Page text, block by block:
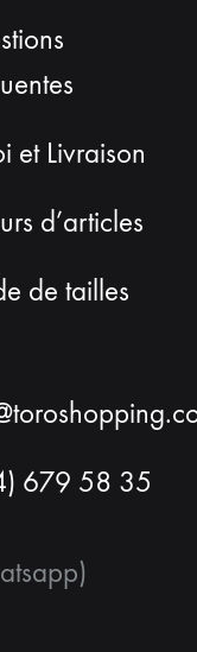
et Livraison
d’articles
de tailles
679 58 35